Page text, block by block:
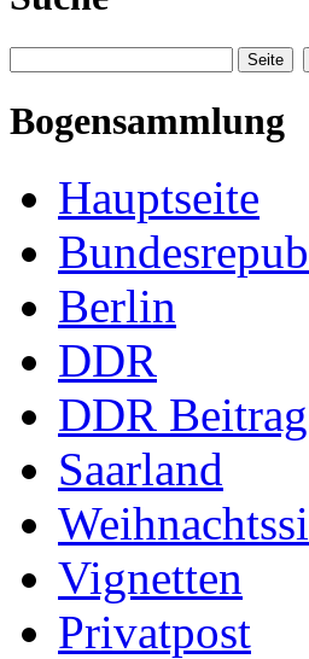
Bogensammlung
Hauptseite
Berlin
DDR
DDR
Saarland
Vignetten
Privatpost